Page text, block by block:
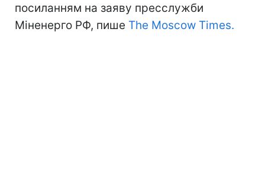
посиланням на заяву пресслужби
Міненерго РФ, пише The Moscow Times.